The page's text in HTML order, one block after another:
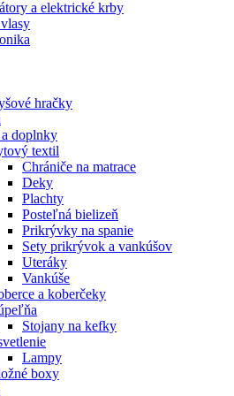
a elektrické krby
hračky
doplnky
textil
Chrániče na matrace
Deky
Plachty
Posteľná bielizeň
Prikrývky na spanie
Sety prikrývok a vankúšov
Uteráky
Vankúše
a koberčeky
Stojany na kefky
Lampy
boxy